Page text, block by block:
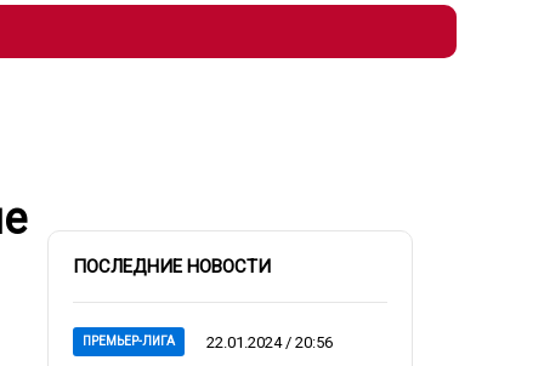
ПОСЛЕДНИЕ НОВОСТИ
ПРЕМЬЕР-ЛИГА 22.01.2024 / 20:56